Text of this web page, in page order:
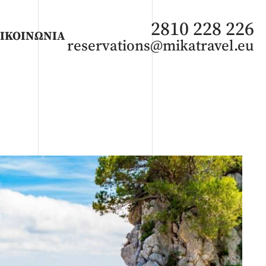
Άνοιξη 2027 Καλοκαίρι 2026
ΑΦΡΙΚΗ
2810 228 226
reservations@mikatravel.eu